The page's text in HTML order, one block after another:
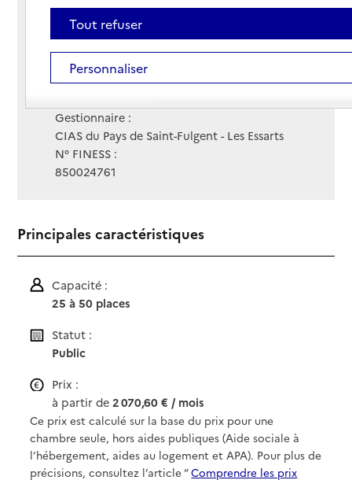
85260 - Les Brouzils
Voir itinéraire
02 51 42 97 26
Contact
Contact
Gestionnaire :
CIAS du Pays de Saint-Fulgent - Les Essarts
N° FINESS :
850024761
Principales caractéristiques
Capacité :
25 à 50 places
Statut :
Public
Prix :
à partir de2 070,60 € / mois
Ce prix est calculé sur la base du prix pour une
chambre seule, hors aides publiques (Aide sociale à
l’hébergement, aides au logement et APA). Pour plus de
précisions, consultez l’article “Comprendre les prix
Tout refuser
Personnaliser